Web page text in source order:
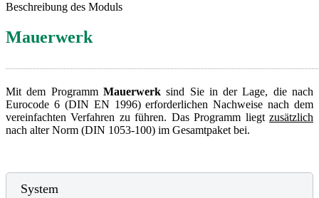
Beschreibung des Moduls
Mauerwerk
Mit dem Programm Mauerwerksind Sie in der Lage, die nach
Eurocode 6 (DIN EN 1996) erforderlichen Nachweise nach dem
vereinfachten Verfahren zu führen. Das Programm liegt zusätzlich
nach alter Norm (DIN 1053-100) im Gesamtpaket bei.
System